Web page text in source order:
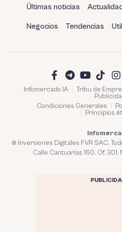
Últimas noticias
Negocios Tendencias
Infomercado IA Tribu de
Condiciones Generales
Principios
© Inversiones Digitales FVR SAC.
Calle Cantuarias 160. Of.